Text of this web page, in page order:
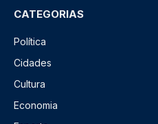
CATEGORIAS
Política
Cidades
Cultura
Economia